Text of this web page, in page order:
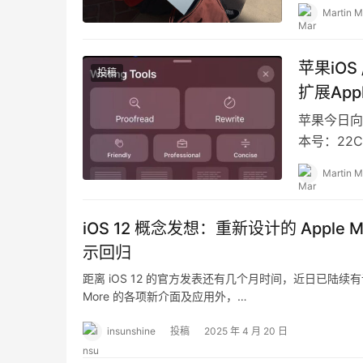
Martin
投稿
苹果
扩展
苹果今日
本号：
Martin
iOS 12 概念发想：重新设计的 Apple
示回归
距离 iOS 12 的官方发表还有几个月时间，近日已陆续
More 的各项新介面及应用外，…
insunshine 投稿 2025 年 4 月 20 日